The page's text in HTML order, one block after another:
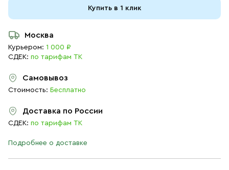
Купить в 1 клик
Москва
Курьером: 1 000 ₽
СДЕК: по тарифам ТК
Самовывоз
Стоимость: Бесплатно
Доставка по России
СДЕК: по тарифам ТК
Подробнее о доставке